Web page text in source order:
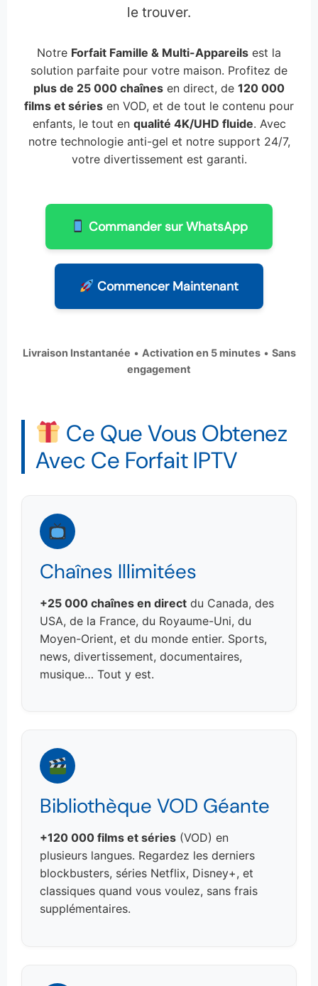
le trouver.
Notre Forfait Famille & Multi-Appareils est la
solution parfaite pour votre maison. Profitez de
plus de 25 000 chaînes en direct, de 120 000
films et séries en VOD, et de tout le contenu pour
enfants, le tout en qualité 4K/UHD fluide. Avec
notre technologie anti-gel et notre support 24/7,
votre divertissement est garanti.
Commander sur WhatsApp
Commencer Maintenant
Livraison Instantanée • Activation en 5 minutes• Sans
engagement
Ce Que Vous Obtenez
Avec Ce Forfait IPTV
Chaînes Illimitées
+25 000 chaînes en direct du Canada, des
USA, de la France, du Royaume-Uni, du
Moyen-Orient, et du monde entier. Sports,
news, divertissement, documentaires,
musique… Tout y est.
Bibliothèque VOD Géante
+120 000 films et séries (VOD) en
plusieurs langues. Regardez les derniers
blockbusters, séries Netflix, Disney+, et
classiques quand vous voulez, sans frais
supplémentaires.